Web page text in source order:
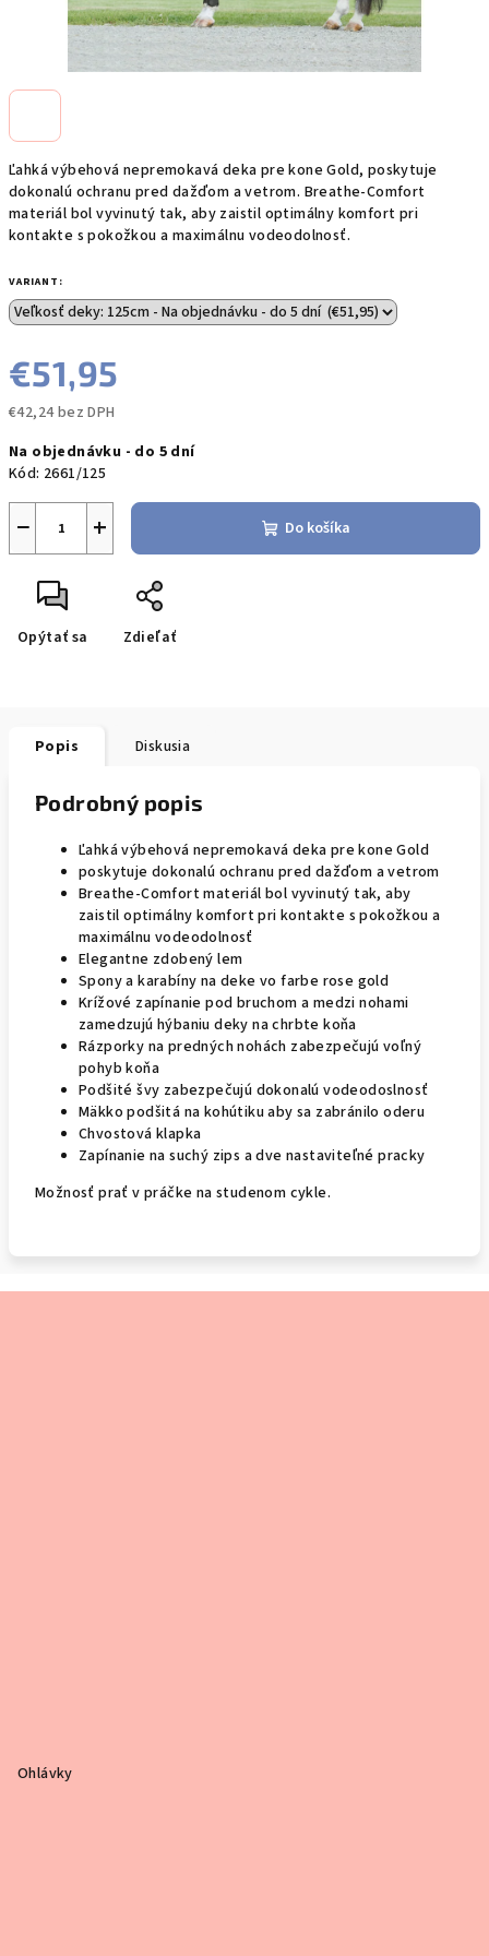
Ľahká výbehová nepremokavá deka pre kone Gold, poskytuje
dokonalú ochranu pred dažďom a vetrom. Breathe-Comfort
materiál bol vyvinutý tak, aby zaistil optimálny komfort pri
kontakte s pokožkou a maximálnu vodeodolnosť.
VARIANT:
€51,95
€42,24 bez DPH
cena:
Na objednávku - do 5 dní
Kód: 2661/125
+
− Do košíka
Opýtať sa Zdieľať
Popis Diskusia
Podrobný popis
Ľahká výbehová nepremokavá deka pre kone Gold
poskytuje dokonalú ochranu pred dažďom a vetrom
Breathe-Comfort materiál bol vyvinutý tak, aby
zaistil optimálny komfort pri kontakte s pokožkou a
maximálnu vodeodolnosť
Elegantne zdobený lem
Spony a karabíny na deke vo farbe rose gold
Krížové zapínanie pod bruchom a medzi nohami
zamedzujú hýbaniu deky na chrbte koňa
Rázporky na predných nohách zabezpečujú voľný
pohyb koňa
Podšité švy zabezpečujú dokonalú vodeodoslnosť
Mäkko podšitá na kohútiku aby sa zabránilo oderu
Chvostová klapka
Zapínanie na suchý zips a dve nastaviteľné pracky
Možnosť prať v práčke na studenom cykle.
Ohlávky